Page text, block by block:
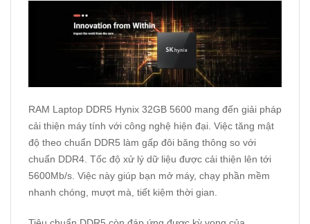
RAM Laptop DDR5 Hynix 32GB 5600 mang đến giải pháp
cải thiện máy tính với công nghệ hiện đại. Việc tăng mật
độ theo chuẩn DDR5 làm gấp đôi băng thông so với
chuẩn DDR4. Tốc độ xử lý dữ liệu được cải thiện lên tới
5600Mb/s. Việc này giúp bạn mở máy, chạy phần mềm
nhanh chóng, mượt mà, tiết kiệm thời gian.